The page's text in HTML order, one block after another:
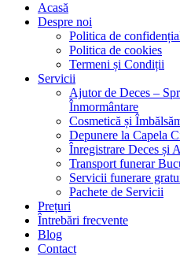
Acasă
Despre noi
Politica de
Politica de cookies
Termeni și Condiții
Servicii
Ajutor de Deces –
Înmormântare
Cosmetică și
Depunere la Capela
Înregistrare Deces și
Transport funerar
Servicii funerare
Pachete de Servicii
Prețuri
Întrebări frecvente
Blog
Contact